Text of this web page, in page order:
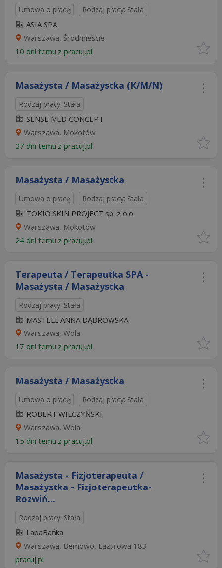
Umowa o pracę Rodzaj pracy: Stała
ASIA SPA
Warszawa, Śródmieście
10 dni temu z pracuj.pl
Masażysta / Masażystka (K/M/N)
Rodzaj pracy: Stała
SENSE MED CONCEPT
Warszawa, Mokotów
27 dni temu z pracuj.pl
Masażysta / Masażystka
Umowa o pracę Rodzaj pracy: Stała
TOKIO SKIN PROJECT sp. z o.o
Warszawa, Mokotów
24 dni temu z pracuj.pl
Terapeuta / Terapeutka SPA -
Masażysta / Masażystka
Rodzaj pracy: Stała
MASTELL ANNA DĄBROWSKA
Warszawa, Wola
17 dni temu z pracuj.pl
Masażysta / Masażystka
Umowa o pracę Rodzaj pracy: Stała
ROBERT WILCZYŃSKI
Warszawa, Wola
15 dni temu z pracuj.pl
Masażysta - Fizjoterapeuta /
Masażystka - Fizjoterapeutka-
Rozwiń...
Rodzaj pracy: Stała
LabaBańka
Warszawa, Bemowo, Lazurowa 183
pracuj.pl